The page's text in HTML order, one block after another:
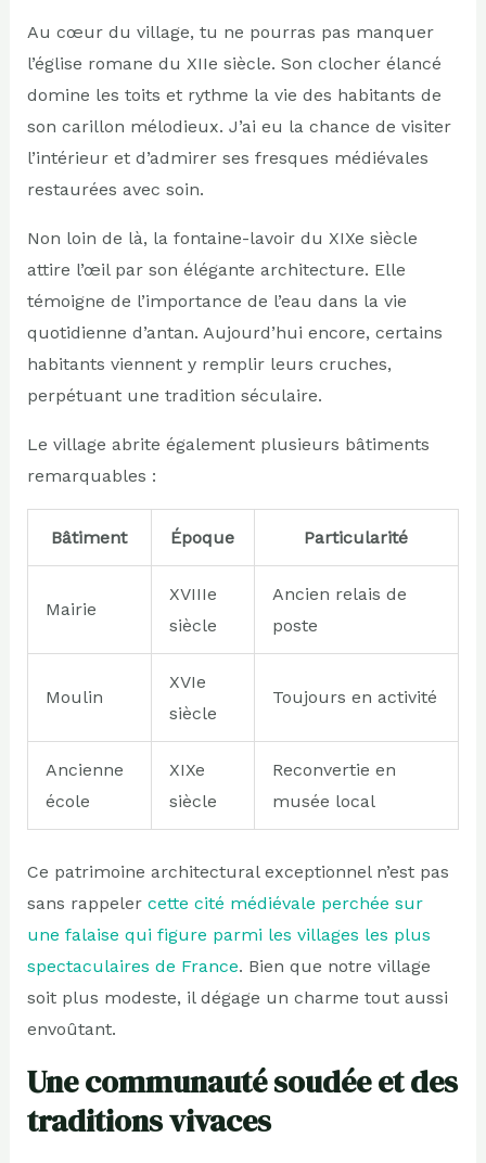
Au cœur du village, tu ne pourras pas manquer
l’église romane du XIIe siècle. Son clocher élancé
domine les toits et rythme la vie des habitants de
son carillon mélodieux. J’ai eu la chance de visiter
l’intérieur et d’admirer ses fresques médiévales
restaurées avec soin.
Non loin de là, la fontaine-lavoir du XIXe siècle
attire l’œil par son élégante architecture. Elle
témoigne de l’importance de l’eau dans la vie
quotidienne d’antan. Aujourd’hui encore, certains
habitants viennent y remplir leurs cruches,
perpétuant une tradition séculaire.
Le village abrite également plusieurs bâtiments
remarquables :
Bâtiment Époque Particularité
Mairie
XVIIIe
siècle
Ancien relais de
poste
Moulin
XVIe
siècle
Toujours en activité
Ancienne
école
XIXe
siècle
Reconvertie en
musée local
Ce patrimoine architectural exceptionnel n’est pas
sans rappeler cette cité médiévale perchée sur
une falaise qui figure parmi les villages les plus
spectaculaires de France. Bien que notre village
soit plus modeste, il dégage un charme tout aussi
envoûtant.
Une communauté soudée et des
traditions vivaces